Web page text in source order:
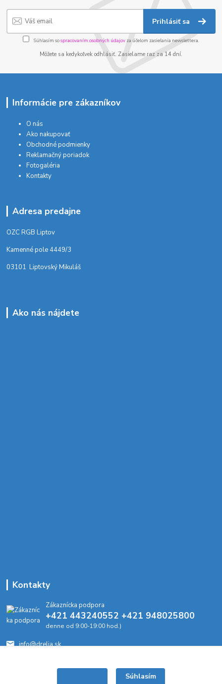
Prihlásiť sa
Súhlasím sospracovaním osobných údajov za účelom zasielania newslettera.
Môžete sa kedykoľvek odhlásiť. Zasielame raz za 14 dní.
Informácie pre zákazníkov
O nás
Ako nakupovať
Obchodné podmienky
Reklamačný poriadok
Fotogaléria
Kontakty
Adresa predajne
OZC RGB Liptov
Kamenné pole 4449/3
03101 Liptovský Mikuláš
Ako nás nájdete
Kontakty
Zákaznícka podpora
+421 443240552 +421 948025800
denne od 9:00-19:00 hod.)
info@drelia.sk
Súhlasím